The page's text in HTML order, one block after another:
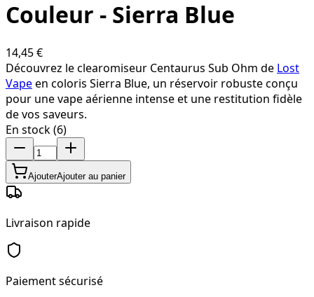
Couleur - Sierra Blue
14,45 €
Découvrez le clearomiseur Centaurus Sub Ohm de Lost
Vapeen coloris Sierra Blue, un réservoir robuste conçu
pour une vape aérienne intense et une restitution fidèle
de vos saveurs.
En stock (6)
AjouterAjouter au panier
Livraison rapide
Paiement sécurisé